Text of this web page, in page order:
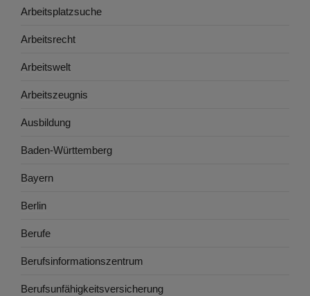
Arbeitsplatzsuche
Arbeitsrecht
Arbeitswelt
Arbeitszeugnis
Ausbildung
Baden-Württemberg
Bayern
Berlin
Berufe
Berufsinformationszentrum
Berufsunfähigkeitsversicherung